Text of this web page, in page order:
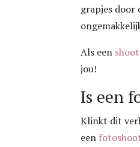
grapjes door
Als een shoot
jou!
Is een
Klinkt dit
een